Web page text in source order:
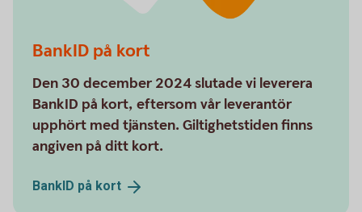
BankID på kort
Den 30 december 2024 slutade vi leverera
BankID på kort, eftersom vår leverantör
upphört med tjänsten. Giltighetstiden finns
angiven på ditt kort.
BankID på kort